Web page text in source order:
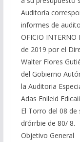
Auditoría
informes de
OFICIO
de 2019 por el
Walter Flores
del Gobierno
la Auditoria
Adas Enileid
El Torro del 08
di’órrbie de 80/ 8.
Objetivo General